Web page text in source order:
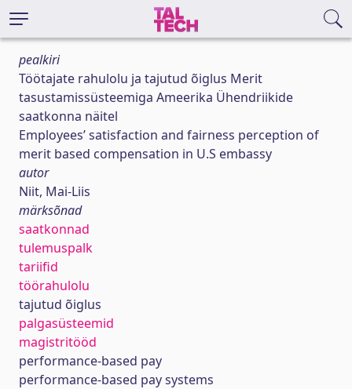
pealkiri
Töötajate rahulolu ja tajutud õiglus Merit
tasustamissüsteemiga Ameerika Ühendriikide
saatkonna näitel
Employees’ satisfaction and fairness perception of
merit based compensation in U.S embassy
autor
Niit, Mai-Liis
märksõnad
saatkonnad
tulemuspalk
tariifid
töörahulolu
tajutud õiglus
palgasüsteemid
magistritööd
performance-based pay
performance-based pay systems